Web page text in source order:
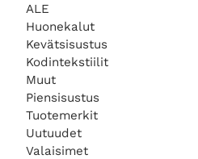
ALE
Huonekalut
Kevätsisustus
Kodintekstiilit
Muut
Piensisustus
Tuotemerkit
Uutuudet
Valaisimet